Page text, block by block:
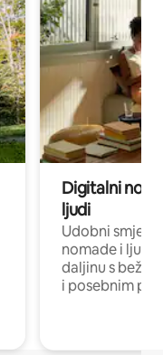
Digitalni
ljudi
Udobni
nomade i ljude
daljinu s
i posebnim